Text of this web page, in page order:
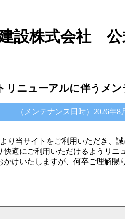
設株式会社
リニューアルに伴うメ
（メンテナンス日時）2026年8
り当サイトをご利用いただき、
快適にご利用いただけるようリニ
かけいたしますが、何卒ご理解賜